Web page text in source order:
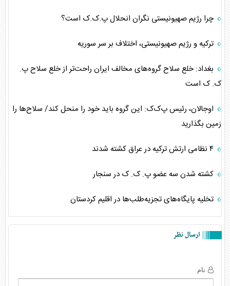
چرا رژیم صهیونیستی نگران انحلال پ.ک.ک است؟
ترکیه و رژیم صهیونیستی، اختلاف بر سر سوریه
بغداد: خلع سلاح گروه‌های مخالف ایران راحت‌تر از خلع سلاح پ.
ک. ک است
اوجالان، رئیس پ‌ک‌ک: این گروه باید خود را منحل کند/ سلاح‌ها را
زمین بگذارید
کشته شدن سه عضو پ. ک. ک در سنجار
تخلیه پایگاه‌های تجزیه‌طلب‌ها در اقلیم کردستان
ارسال نظر
نام